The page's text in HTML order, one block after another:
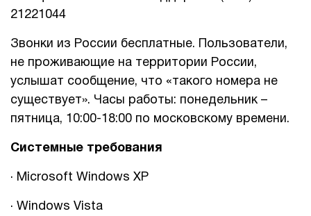
21221044
Звонки из России бесплатные. Пользователи,
не проживающие на территории России,
услышат сообщение, что «такого номера не
существует». Часы работы: понедельник –
пятница, 10:00-18:00 по московскому времени.
Системные требования
· Microsoft Windows XP
· Windows Vista